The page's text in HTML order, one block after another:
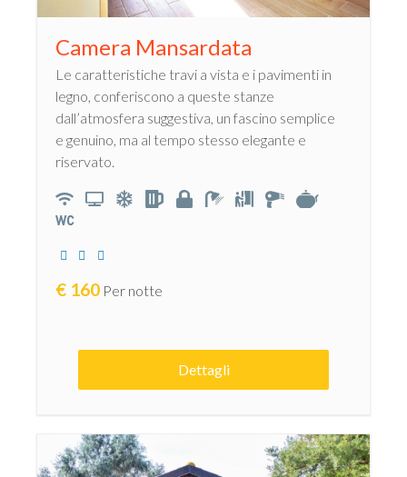
Camera Mansardata
Le caratteristiche travi a vista e i pavimenti in
legno, conferiscono a queste stanze
dall’atmosfera suggestiva, un fascino semplice
e genuino, ma al tempo stesso elegante e
riservato.
€ 160 Per notte
Dettagli